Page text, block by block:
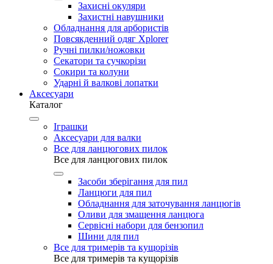
Захисні окуляри
Захистні навушники
Обладнання для арбористів
Повсякденний одяг Xplorer
Ручні пилки/ножовки
Секатори та сучкорізи
Сокири та колуни
Ударні й валкові лопатки
Аксесуари
Каталог
Іграшки
Аксесуари для валки
Все для ланцюгових пилок
Все для ланцюгових пилок
Засоби зберігання для пил
Ланцюги для пил
Обладнання для заточування ланцюгів
Оливи для змащення ланцюга
Сервісні набори для бензопил
Шини для пил
Все для тримерів та кущорізів
Все для тримерів та кущорізів